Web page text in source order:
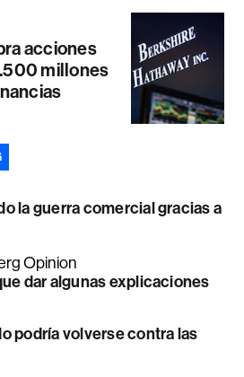
acciones
millones
la guerra comercial gracias a
Opinion
dar algunas explicaciones
podría volverse contra las